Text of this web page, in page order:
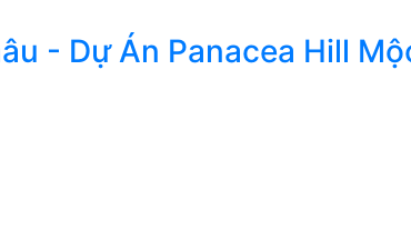
- Dự Án Panacea Hill